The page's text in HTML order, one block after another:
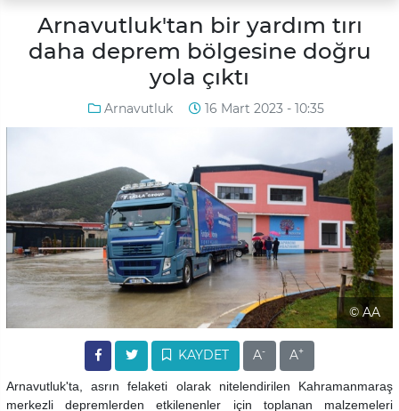
Arnavutluk'tan bir yardım tırı
daha deprem bölgesine doğru
yola çıktı
Arnavutluk 16 Mart 2023 - 10:35
© AA
KAYDET A- A+
Arnavutluk'ta, asrın felaketi olarak nitelendirilen Kahramanmaraş
merkezli depremlerden etkilenenler için toplanan malzemeleri